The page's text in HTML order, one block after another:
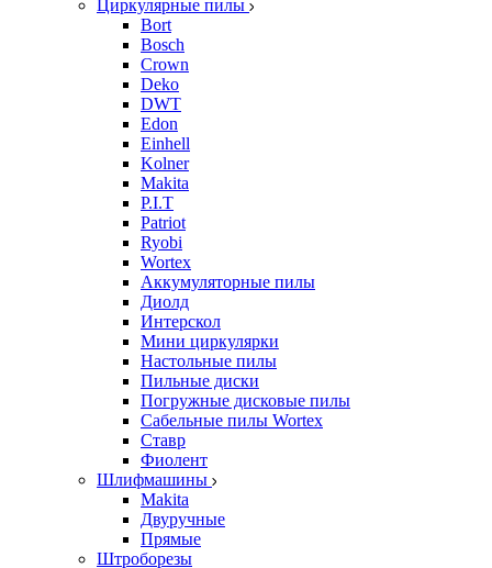
Циркулярные пилы
Bort
Bosch
Crown
Deko
DWT
Edon
Einhell
Kolner
Makita
P.I.T
Patriot
Ryobi
Wortex
Аккумуляторные пилы
Диолд
Интерскол
Мини циркулярки
Настольные пилы
Пильные диски
Погружные дисковые пилы
Сабельные пилы Wortex
Ставр
Фиолент
Шлифмашины
Makita
Двуручные
Прямые
Штроборезы